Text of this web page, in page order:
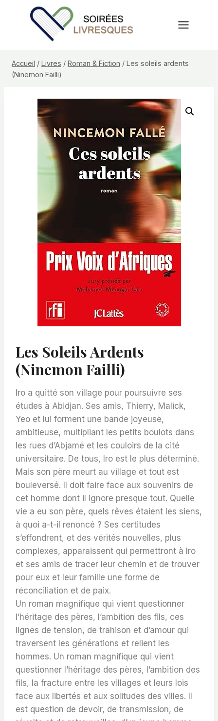
Accueil / Livres / Roman & Fiction / Les soleils ardents
(Ninemon Failli)
Les Soleils Ardents
(Ninemon Failli)
Iro a quitté son village pour poursuivre ses
études à Abidjan. Ses amis, Thierry, Malick,
Yeo et lui forment une bande joyeuse,
ambitieuse, multipliant les petits boulots dans
les rues d’Abjamé et les couloirs de la cité
universitaire. De tous, Iro est le plus déterminé.
Mais son père meurt au village et tout est
bouleversé. Il doit faire face aux souvenirs de
cet homme dont il ignore presque tout. Quelle
vie a eu son père, quels rêves étaient les siens,
à quoi a-t-il renoncé ? Ses certitudes
s’effondrent, et des vérités nouvelles, plus
complexes, apparaissent qui permettront à Iro
et ses amis de tracer leur chemin et de trouver
pour eux et leur famille une forme de
réconciliation et de paix.
Un roman magnifique qui vient questionner
l’héritage des pères, l’ambition des fils, ces
lignes de tension, de trahison et d’amour qui
traversent les générations et relient les
hommes. Un roman magnifique qui vient
questionner l’héritage des pères, l’ambition des
fils, la fracture entre les villages et leurs lois
face aux libertés et aux solitudes des villes. Il
est question de devoir, de transmission, de